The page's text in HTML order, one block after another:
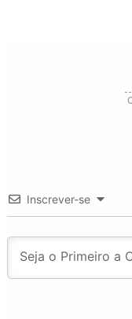
Inscrever-se